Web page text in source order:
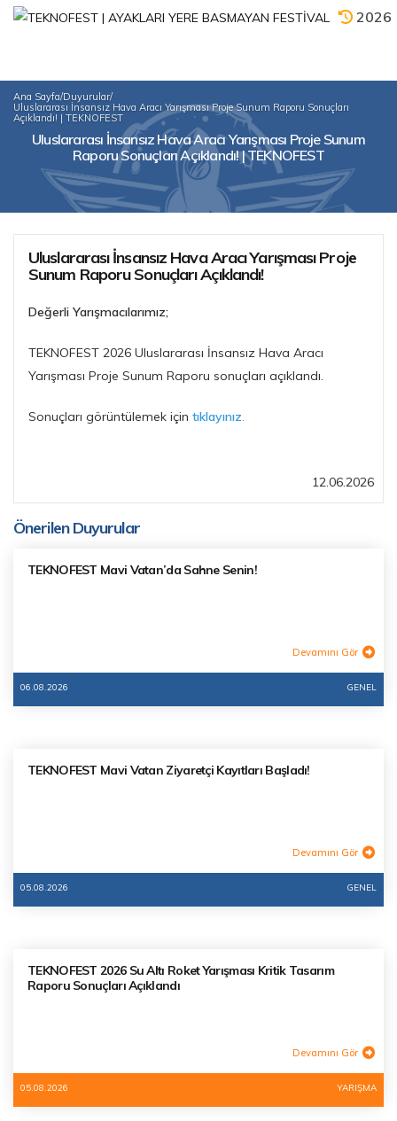
2026
Ana Sayfa/Duyurular/
Uluslararası İnsansız Hava Aracı Yarışması Proje Sunum Raporu Sonuçları
Açıklandı! | TEKNOFEST
Uluslararası İnsansız Hava Aracı Yarışması Proje Sunum
Raporu Sonuçları Açıklandı! | TEKNOFEST
Uluslararası İnsansız Hava Aracı Yarışması Proje
Sunum Raporu Sonuçları Açıklandı!
Değerli Yarışmacılarımız;
TEKNOFEST 2026 Uluslararası İnsansız Hava Aracı
Yarışması Proje Sunum Raporu sonuçları açıklandı.
Sonuçları görüntülemek için tıklayınız.
12.06.2026
Önerilen Duyurular
TEKNOFEST Mavi Vatan’da Sahne Senin!
Devamını Gör
06.08.2026 GENEL
TEKNOFEST Mavi Vatan Ziyaretçi Kayıtları Başladı!
Devamını Gör
05.08.2026 GENEL
TEKNOFEST 2026 Su Altı Roket Yarışması Kritik Tasarım
Raporu Sonuçları Açıklandı
Devamını Gör
05.08.2026 YARIŞMA